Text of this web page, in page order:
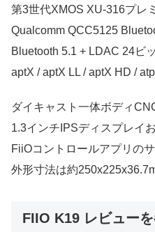
第3世代XMOS XU-316プレ
Qualcomm QCC5125
Bluetooth 5.1 + LDAC 24ビ
aptX / aptX LL / aptX HD /
ダイキャスト一体ボディ
1.3インチIPSディスプレイ
FiiOコントロールアプリの
外形寸法は約
FIIO K19 レビュー